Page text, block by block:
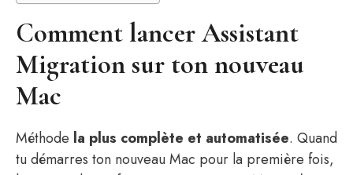
Comment lancer Assistant
Migration sur ton nouveau
Mac
Méthode la plus complète et automatisée. Quand
tu démarres ton nouveau Mac pour la première fois,